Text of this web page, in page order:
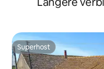
Superhost
Superhost